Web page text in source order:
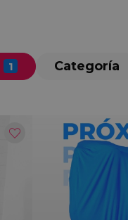
Categoría